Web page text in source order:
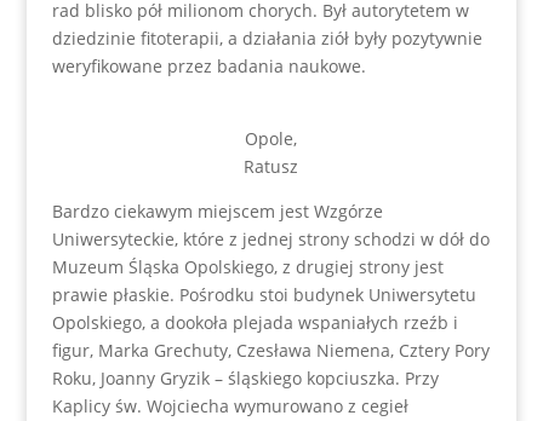
rad blisko pół milionom chorych. Był autorytetem w
dziedzinie fitoterapii, a działania ziół były pozytywnie
weryfikowane przez badania naukowe.
Opole,
Ratusz
Bardzo ciekawym miejscem jest Wzgórze
Uniwersyteckie, które z jednej strony schodzi w dół do
Muzeum Śląska Opolskiego, z drugiej strony jest
prawie płaskie. Pośrodku stoi budynek Uniwersytetu
Opolskiego, a dookoła plejada wspaniałych rzeźb i
figur, Marka Grechuty, Czesława Niemena, Cztery Pory
Roku, Joanny Gryzik – śląskiego kopciuszka. Przy
Kaplicy św. Wojciecha wymurowano z cegieł